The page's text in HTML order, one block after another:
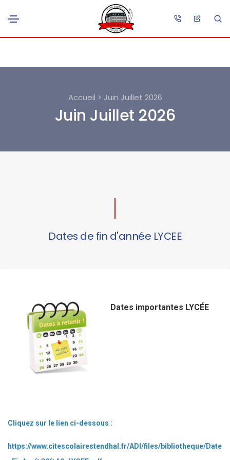
Accueil > Juin Juillet 2026
Juin Juillet 2026
Dates de fin d'année LYCEE
Dates importantes LYCÉE
Cliquez sur le lien ci-dessous :
https://www.citescolairestendhal.fr/ADI/files/bibliotheque/Date